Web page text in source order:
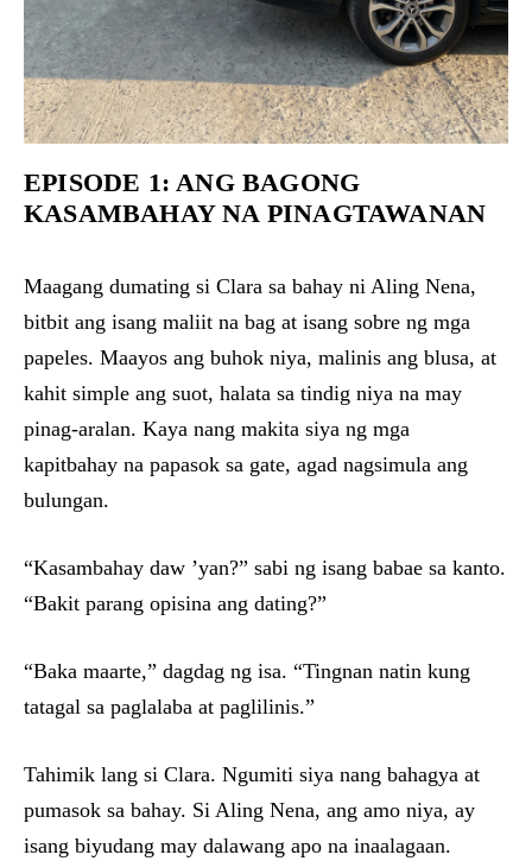
EPISODE 1: ANG BAGONG
KASAMBAHAY NA PINAGTAWANAN
Maagang dumating si Clara sa bahay ni Aling Nena,
bitbit ang isang maliit na bag at isang sobre ng mga
papeles. Maayos ang buhok niya, malinis ang blusa, at
kahit simple ang suot, halata sa tindig niya na may
pinag-aralan. Kaya nang makita siya ng mga
kapitbahay na papasok sa gate, agad nagsimula ang
bulungan.
“Kasambahay daw ’yan?” sabi ng isang babae sa kanto.
“Bakit parang opisina ang dating?”
“Baka maarte,” dagdag ng isa. “Tingnan natin kung
tatagal sa paglalaba at paglilinis.”
Tahimik lang si Clara. Ngumiti siya nang bahagya at
pumasok sa bahay. Si Aling Nena, ang amo niya, ay
isang biyudang may dalawang apo na inaalagaan.